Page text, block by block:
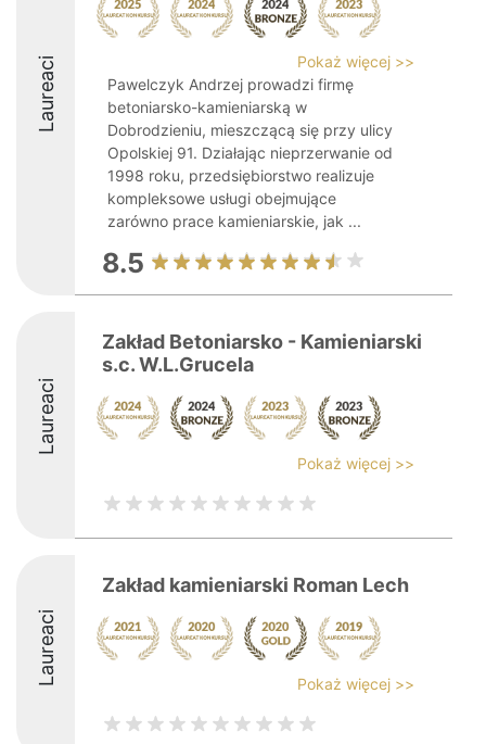
Laureaci
Pokaż więcej >>
Pawelczyk Andrzej prowadzi firmę
betoniarsko-kamieniarską w
Dobrodzieniu, mieszczącą się przy ulicy
Opolskiej 91. Działając nieprzerwanie od
1998 roku, przedsiębiorstwo realizuje
kompleksowe usługi obejmujące
zarówno prace kamieniarskie, jak ...
8.5
Laureaci
Zakład Betoniarsko - Kamieniarski
s.c. W.L.Grucela
Pokaż więcej >>
Laureaci
Zakład kamieniarski Roman Lech
Pokaż więcej >>